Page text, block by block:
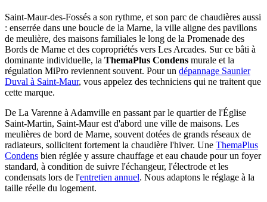
Saint-Maur-des-Fossés a son rythme, et son parc de chaudières aussi
: enserrée dans une boucle de la Marne, la ville aligne des pavillons
de meulière, des maisons familiales le long de la Promenade des
Bords de Marne et des copropriétés vers Les Arcades. Sur ce bâti à
dominante individuelle, la ThemaPlus Condens murale et la
régulation MiPro reviennent souvent. Pour un dépannage Saunier
Duval à Saint-Maur, vous appelez des techniciens qui ne traitent que
cette marque.
De La Varenne à Adamville en passant par le quartier de l'Église
Saint-Martin, Saint-Maur est d'abord une ville de maisons. Les
meulières de bord de Marne, souvent dotées de grands réseaux de
radiateurs, sollicitent fortement la chaudière l'hiver. Une ThemaPlus
Condens bien réglée y assure chauffage et eau chaude pour un foyer
standard, à condition de suivre l'échangeur, l'électrode et les
condensats lors de l'entretien annuel. Nous adaptons le réglage à la
taille réelle du logement.